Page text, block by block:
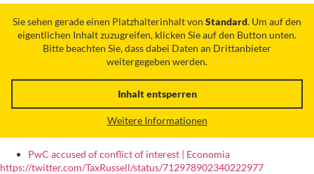
Sie sehen gerade einen Platzhalterinhalt von Standard. Um auf den
eigentlichen Inhalt zuzugreifen, klicken Sie auf den Button unten.
Bitte beachten Sie, dass dabei Daten an Drittanbieter
weitergegeben werden.
Inhalt entsperren
Weitere Informationen
PwC accused of conflict of interest | Economia
https://twitter.com/TaxRussell/status/712978902340222977